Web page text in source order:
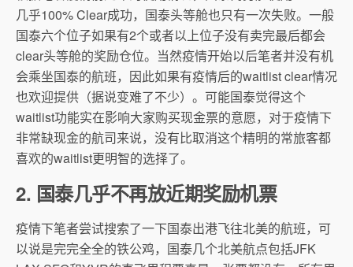
几乎100% Clear成功，国泰头等舱也只有一次失败。一般
国泰六个位子如果有2个或者以上位子没有卖完最后都会
clear头等舱的奖励仓位。当然疫情开始以后笔者并没有机
会乘坐国泰的航班，因此如果有疫情后的waitlist clear情况
也欢迎提供（据说变难了不少）。可能国泰觉得这个
waitlist功能实在影响大家购买现金票的意愿，对于疫情下
非常缺现金的航司来说，没有比取消这个精明的常旅客都
喜欢的waitlist更明智的选择了。
2. 国泰几乎不再放近期奖励机票
疫情下笔者尝试搜索了一下国泰出港飞往北美的航班，可
以说是完完全全的铁公鸡，国泰几个北美航点包括JFK